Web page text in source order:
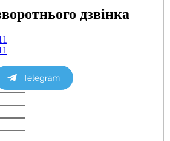
дзвінка